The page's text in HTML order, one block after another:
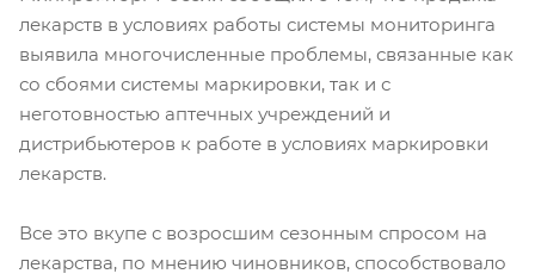
лекарств в условиях работы системы мониторинга
выявила многочисленные проблемы, связанные как
со сбоями системы маркировки, так и с
неготовностью аптечных учреждений и
дистрибьютеров к работе в условиях маркировки
лекарств.
Все это вкупе с возросшим сезонным спросом на
лекарства, по мнению чиновников, способствовало